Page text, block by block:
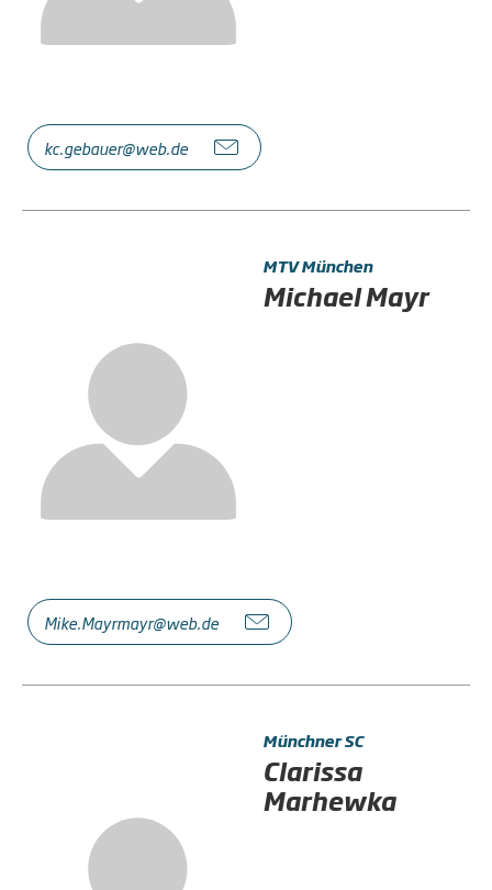
kc.gebauer@web.de
MTV München
Michael Mayr
Mike.Mayrmayr@web.de
Münchner SC
Clarissa
Marhewka